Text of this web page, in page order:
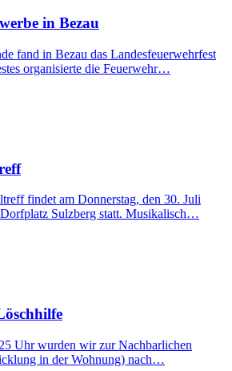
in Bezau
fand in Bezau das Landesfeuerwehrfest
organisierte die Feuerwehr…
findet am Donnerstag, den 30. Juli
Sulzberg statt. Musikalisch…
Uhr wurden wir zur Nachbarlichen
in der Wohnung) nach…